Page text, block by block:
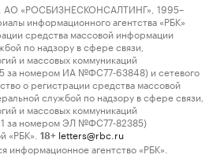
«РОСБИЗНЕСКОНСАЛТИНГ», 1995–
информационного агентства «РБК»
средства массовой информации
по надзору в сфере связи,
и массовых коммуникаций
за номером ИА №ФС77-63848) и сетевого
о регистрации средства массовой
службой по надзору в сфере связи,
и массовых коммуникаций
за номером ЭЛ №ФС77-82385)
«РБК».
18+ letters@rbc.ru
информационное агентство «РБК».